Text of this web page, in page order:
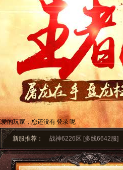
的玩家，您还没有登录呢
新服推荐： 战神6226区 [多线6642服]